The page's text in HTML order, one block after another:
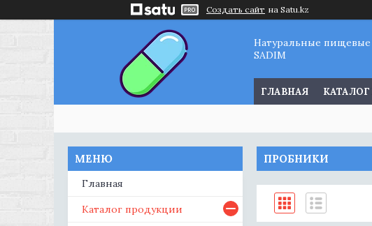
Создать сайт на Satu.kz
Натуральные пищевые
SADIM
ГЛАВНАЯ
ПРОБНИКИ
Главная
Каталог продукции